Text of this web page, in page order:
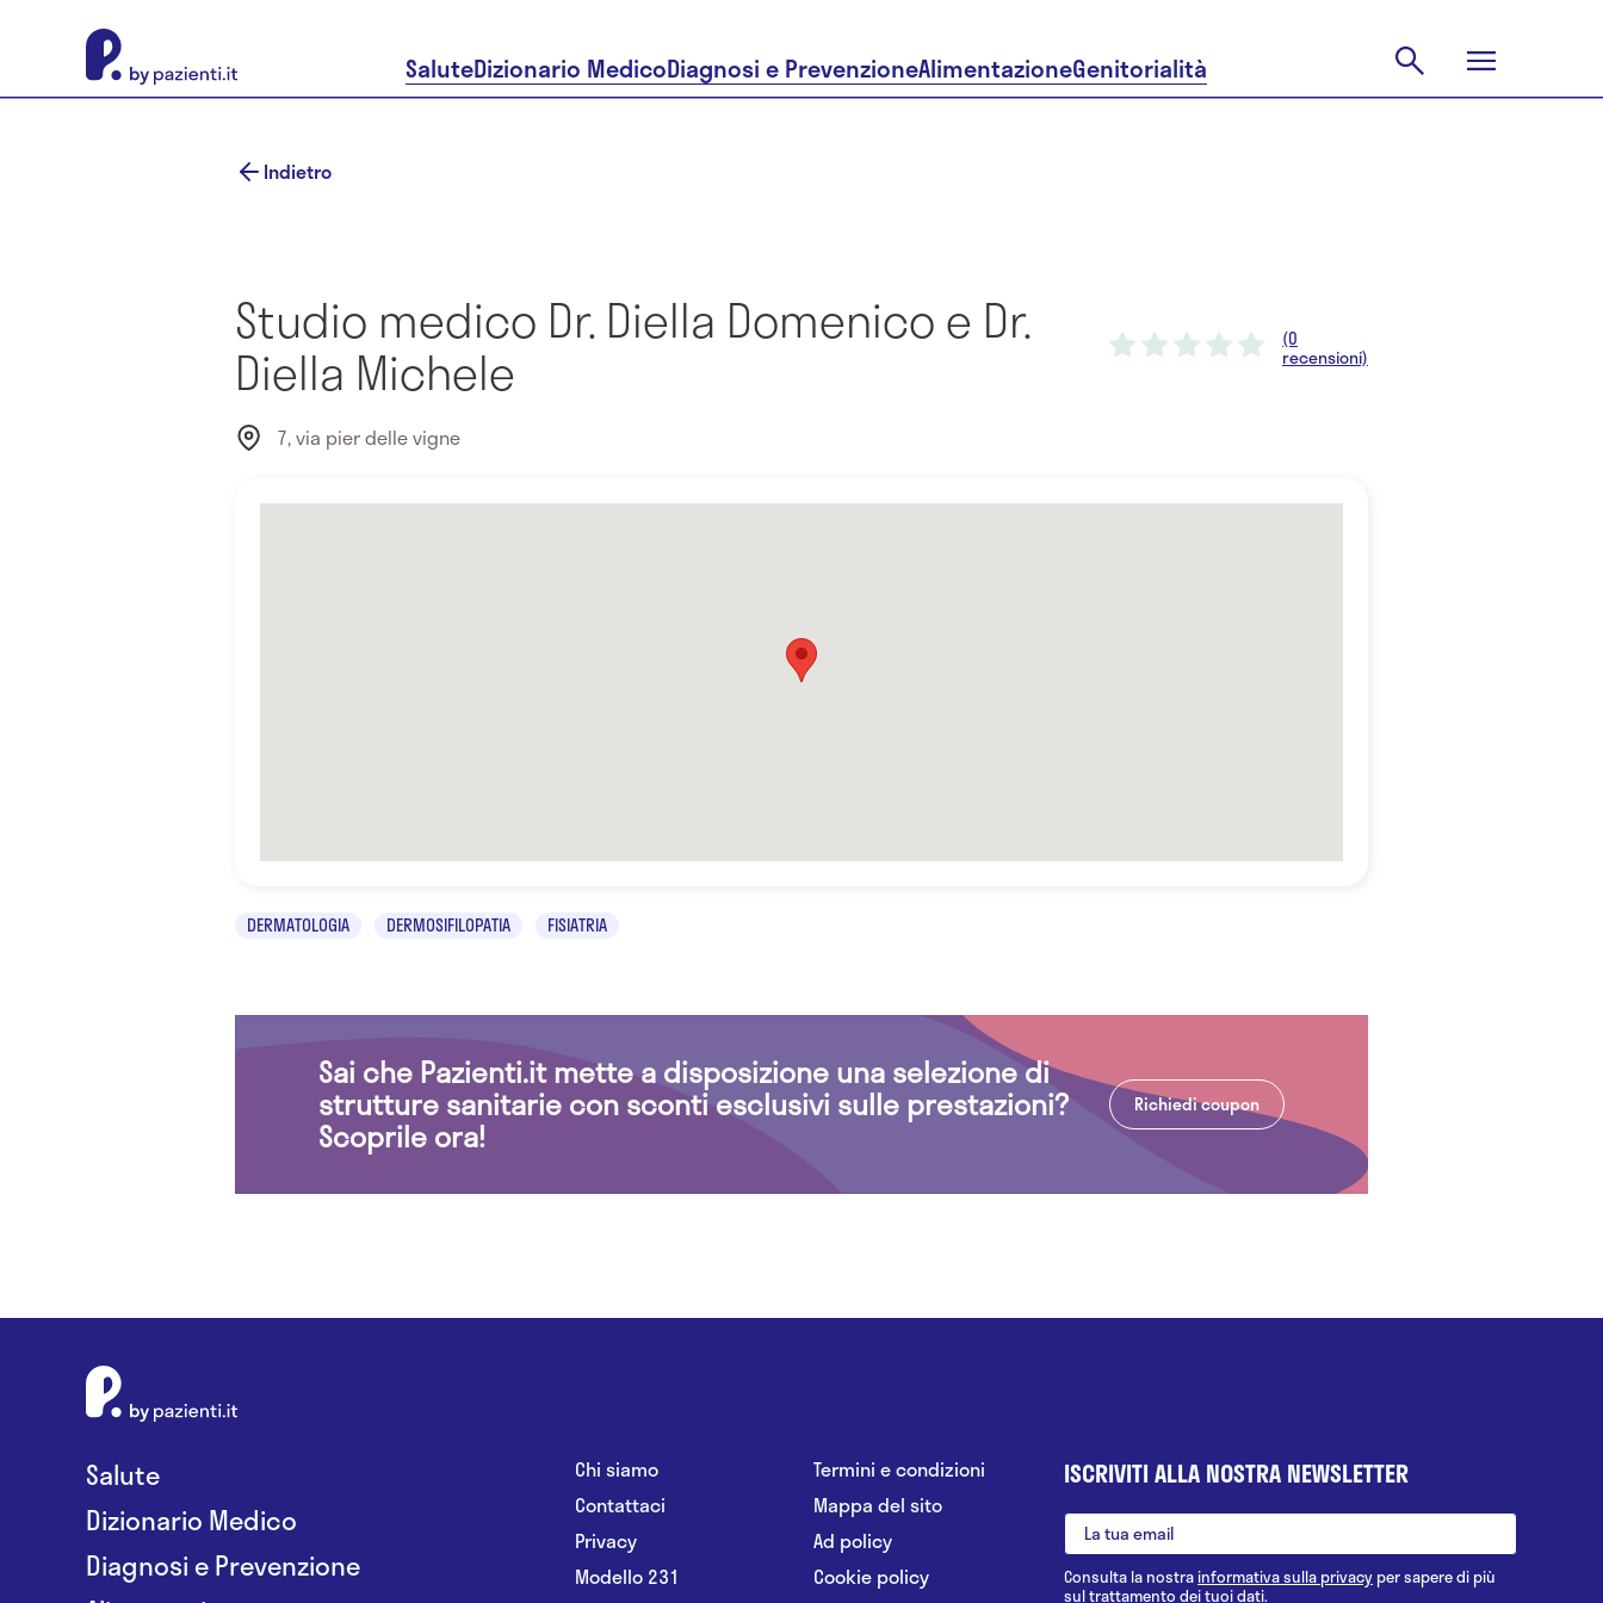
SaluteDizionario MedicoDiagnosi e PrevenzioneAlimentazioneGenitorialità
Indietro
Studio medico Dr. Diella Domenico e Dr.
Diella Michele (0
recensioni)
7, via pier delle vigne
DERMATOLOGIA DERMOSIFILOPATIA FISIATRIA
Sai che Pazienti.it mette a disposizione una selezione di
strutture sanitarie con sconti esclusivi sulle prestazioni?
Scoprile ora!
Richiedi coupon
Salute
Dizionario Medico
Diagnosi e Prevenzione
Chi siamo
Contattaci
Privacy
Modello 231
Termini e condizioni
Mappa del sito
Ad policy
Cookie policy
ISCRIVITI ALLA NOSTRA NEWSLETTER
Consulta la nostrainformativa sulla privacy per sapere di più
sul trattamento dei tuoi dati.